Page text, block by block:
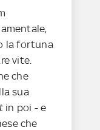
la fortuna
vite.
che
sua
in poi - e
che